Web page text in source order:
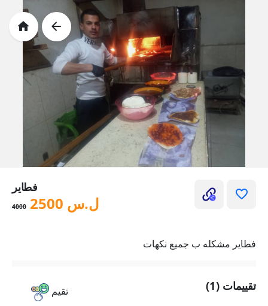
فطاير
ل.س 2500
4000
فطاير مشكله ب جميع نكهات
تقيم تقييمات (1)